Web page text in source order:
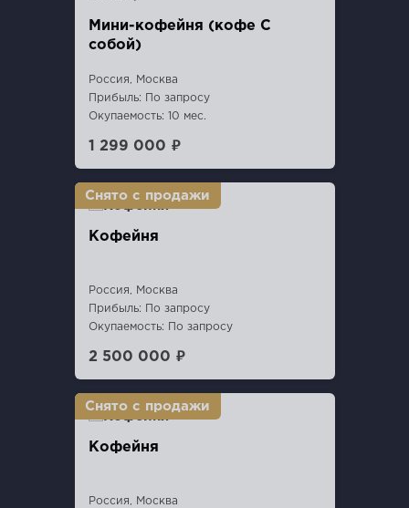
Мини-кофейня (кофе С
собой)
Россия, Москва
Прибыль: По запросу
Окупаемость: 10 мес.
1 299 000 ₽
Кофейня
Россия, Москва
Прибыль: По запросу
Окупаемость: По запросу
2 500 000 ₽
Кофейня
Россия, Москва